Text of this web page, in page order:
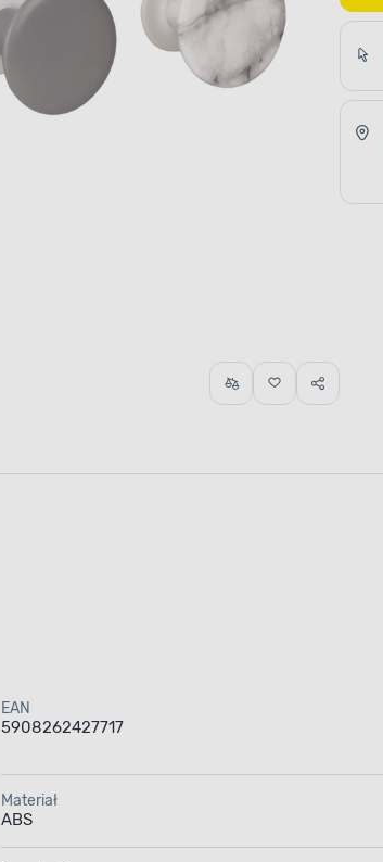
EAN
5908262427717
Materiał
ABS